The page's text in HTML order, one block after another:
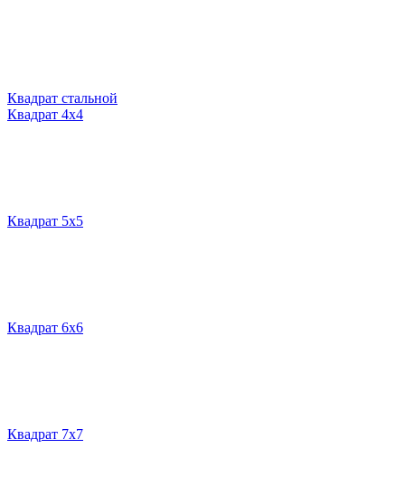
Квадрат стальной
Квадрат 4х4
Квадрат 5х5
Квадрат 6х6
Квадрат 7х7